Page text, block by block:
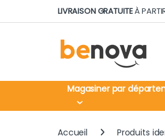
Skip to navigation
Skip to contentLIVRAISON GRATUITEÀ
Magasiner par
Accueil Produits